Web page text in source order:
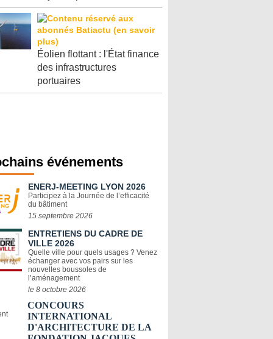
Éolien flottant : l'État finance
des infrastructures
portuaires
événements
ENERJ-MEETING LYON 2026
Participez à la Journée de l’efficacité
du bâtiment
15 septembre 2026
ENTRETIENS DU CADRE DE
VILLE 2026
Quelle ville pour quels usages ? Venez
échanger avec vos pairs sur les
nouvelles boussoles de
l’aménagement
le 8 octobre 2026
CONCOURS
INTERNATIONAL
D'ARCHITECTURE DE LA